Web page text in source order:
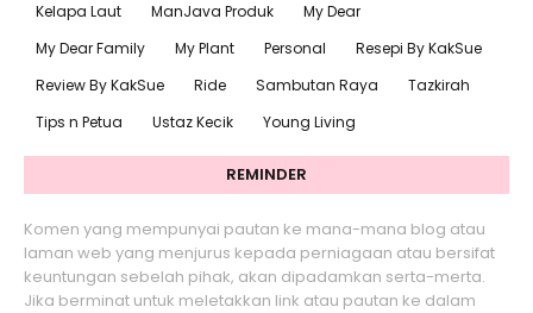
Kelapa Laut
ManJava Produk
My Dear
My Dear Family
My Plant Personal
Resepi By KakSue
Review By KakSue
Ride Sambutan Raya
Tazkirah
Tips n Petua
Ustaz Kecik Young Living
REMINDER
Komen yang mempunyai pautan ke mana-mana blog atau
laman web yang menjurus kepada perniagaan atau bersifat
keuntungan sebelah pihak, akan dipadamkan serta-merta.
Jika berminat untuk meletakkan link atau pautan ke dalam